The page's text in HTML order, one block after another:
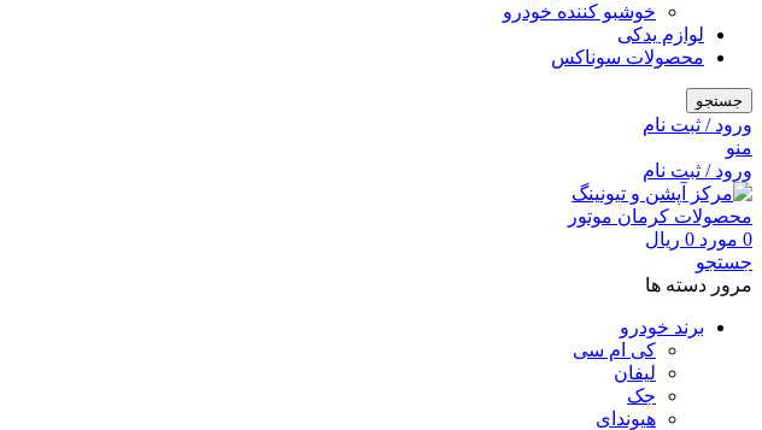
خوشبو کننده خودرو
لوازم یدکی
محصولات سوناکس
جستجو
ورود / ثبت نام
منو
ورود / ثبت نام
0 مورد 0 ریال
جستجو
مرور دسته ها
برند خودرو
کی ام سی
لیفان
جک
هیوندای